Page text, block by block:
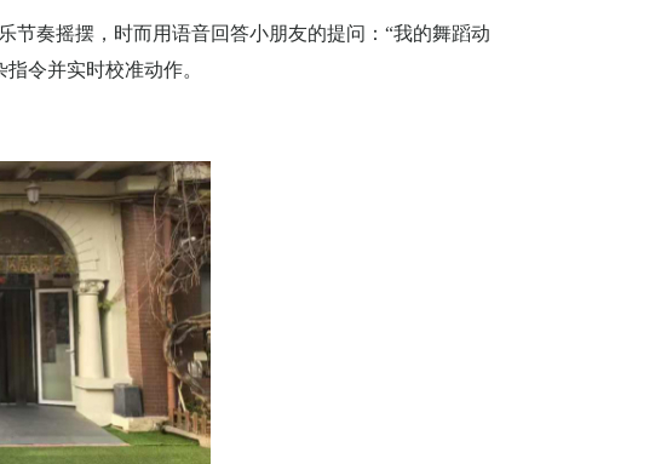
节奏摇摆，时而用语音回答小朋友的提问：“我的舞蹈动
令并实时校准动作。